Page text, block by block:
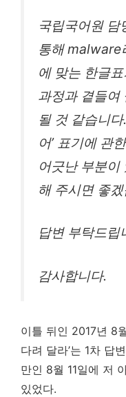
국립국어원 담
통해 malware
에 맞는 한글
과정과 곁들여
될 것 같습니
어’ 표기에 관
어긋난 부분이
해 주시면 좋
답변 부탁드립
감사합니다.
이틀 뒤인 2017년 8
다려 달라’는 1차 답
만인 8월 11일에 저
있었다.